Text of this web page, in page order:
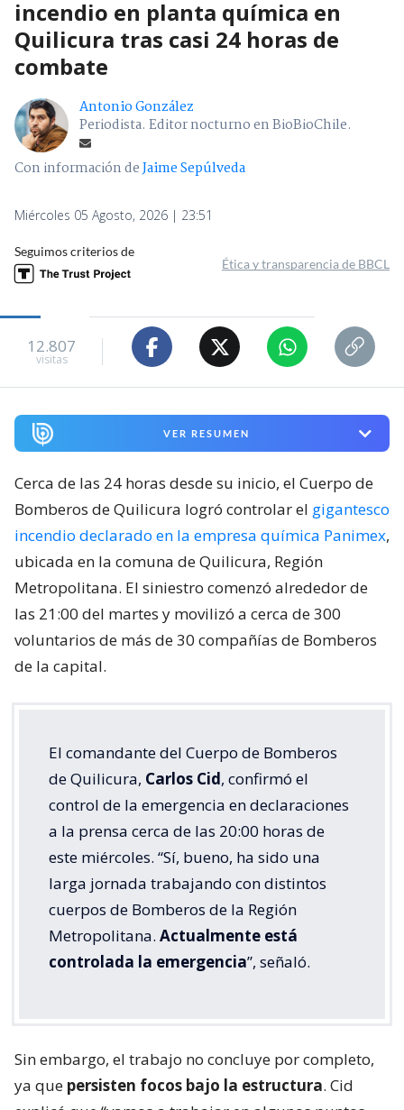
incendio en planta química en
Quilicura tras casi 24 horas de
combate
Antonio González
Periodista. Editor nocturno en BioBioChile.
Con información deJaime Sepúlveda
Miércoles 05 Agosto, 2026 | 23:51
Seguimos criterios de
Ética y transparencia de BBCL
12.807
visitas
VER RESUMEN
Cerca de las 24 horas desde su inicio, el Cuerpo de
Bomberos de Quilicura logró controlar el gigantesco
incendio declarado en la empresa química Panimex,
ubicada en la comuna de Quilicura, Región
Metropolitana. El siniestro comenzó alrededor de
las 21:00 del martes y movilizó a cerca de 300
voluntarios de más de 30 compañías de Bomberos
de la capital.
El comandante del Cuerpo de Bomberos
de Quilicura, Carlos Cid, confirmó el
control de la emergencia en declaraciones
a la prensa cerca de las 20:00 horas de
este miércoles. “Sí, bueno, ha sido una
larga jornada trabajando con distintos
cuerpos de Bomberos de la Región
Metropolitana. Actualmente está
controlada la emergencia”, señaló.
Sin embargo, el trabajo no concluye por completo,
ya que persisten focos bajo la estructura. Cid